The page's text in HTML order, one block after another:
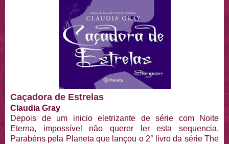
Caçadora de Estrelas
Claudia Gray
Depois de um inicio eletrizante de série com Noite
Eterna, impossível não querer ler esta sequencia.
Parabéns pela Planeta que lançou o 2° livro da série The